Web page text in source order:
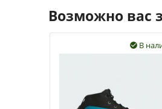
Возможно вас
В
